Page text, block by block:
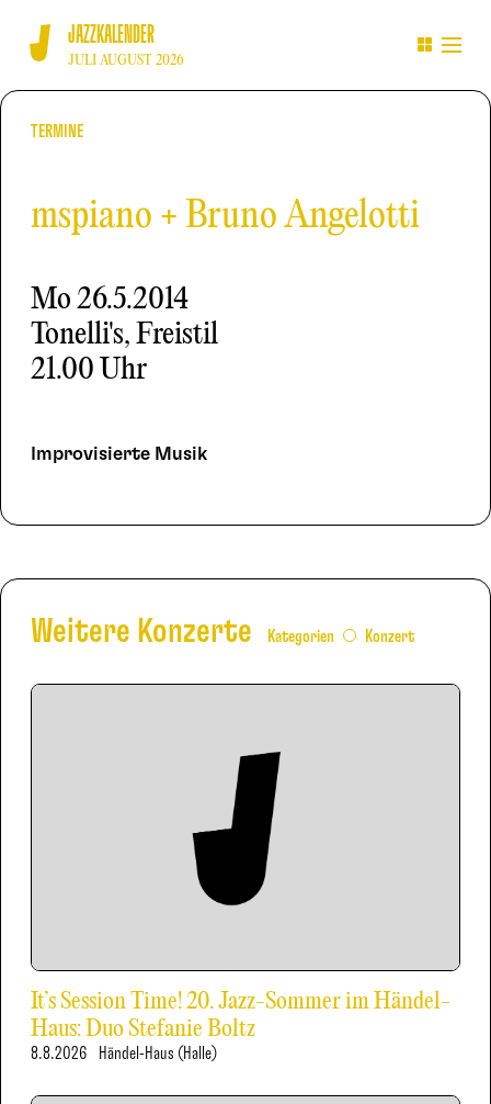
JAZZKALENDER
JULI AUGUST 2026
TERMINE
mspiano + Bruno Angelotti
Mo26.5.2014
Tonelli's, Freistil
21.00 Uhr
Improvisierte Musik
Weitere Konzerte Kategorien Konzert
It’s Session Time! 20. Jazz-Sommer im Händel-
Haus: Duo Stefanie Boltz
8.8.2026 Händel-Haus (Halle)